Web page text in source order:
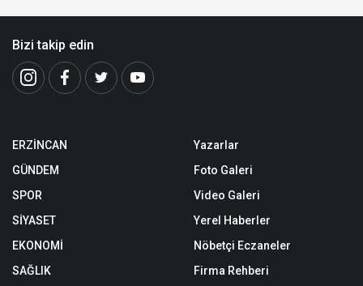
Bizi takip edin
ERZİNCAN
GÜNDEM
SPOR
SİYASET
EKONOMİ
SAĞLIK
Yazarlar
Foto Galeri
Video Galeri
Yerel Haberler
Nöbetçi Eczaneler
Firma Rehberi